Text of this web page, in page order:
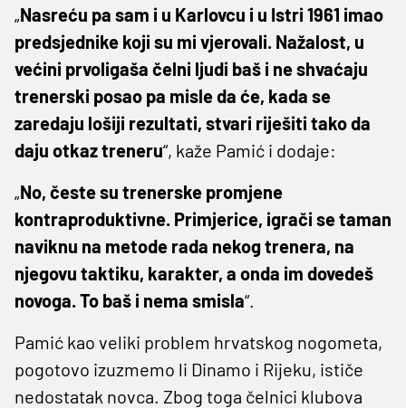
„Nasreću pa sam i u Karlovcu i u Istri 1961 imao
predsjednike koji su mi vjerovali. Nažalost, u
većini prvoligaša čelni ljudi baš i ne shvaćaju
trenerski posao pa misle da će, kada se
zaredaju lošiji rezultati, stvari riješiti tako da
daju otkaz treneru“, kaže Pamić i dodaje:
„No, česte su trenerske promjene
kontraproduktivne. Primjerice, igrači se taman
naviknu na metode rada nekog trenera, na
njegovu taktiku, karakter, a onda im dovedeš
novoga. To baš i nema smisla“.
Pamić kao veliki problem hrvatskog nogometa,
pogotovo izuzmemo li Dinamo i Rijeku, ističe
nedostatak novca. Zbog toga čelnici klubova